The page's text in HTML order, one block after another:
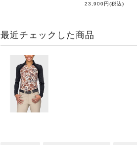
23,900円(税込)
最近チェックした商品